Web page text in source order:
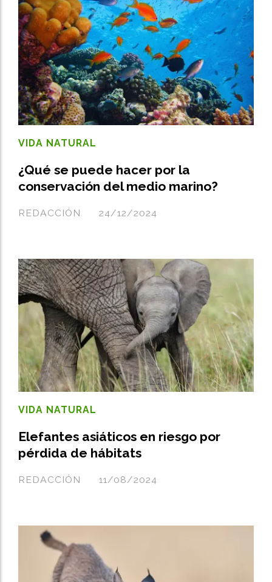
¿Qué se puede hacer por la
conservación del medio marino?
REDACCIÓN
VIDA NATURAL
24/12/2024
Elefantes asiáticos en riesgo por
pérdida de hábitats
REDACCIÓN
VIDA NATURAL
11/08/2024